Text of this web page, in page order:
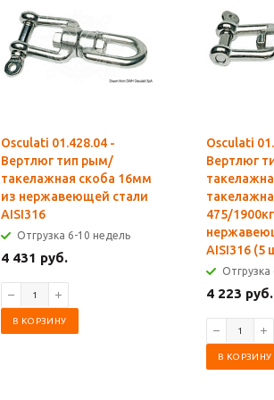
Osculati 01.428.04 -
Вертлюг тип рым/
такелажная скоба 16мм
из нержавеющей стали
AISI316
Отгрузка 6-10 недель
4 431 руб.
В КОРЗИНУ
Osculati
Вертлюг
475/
AISI316 (5
4 223 руб.
В КОРЗИНУ